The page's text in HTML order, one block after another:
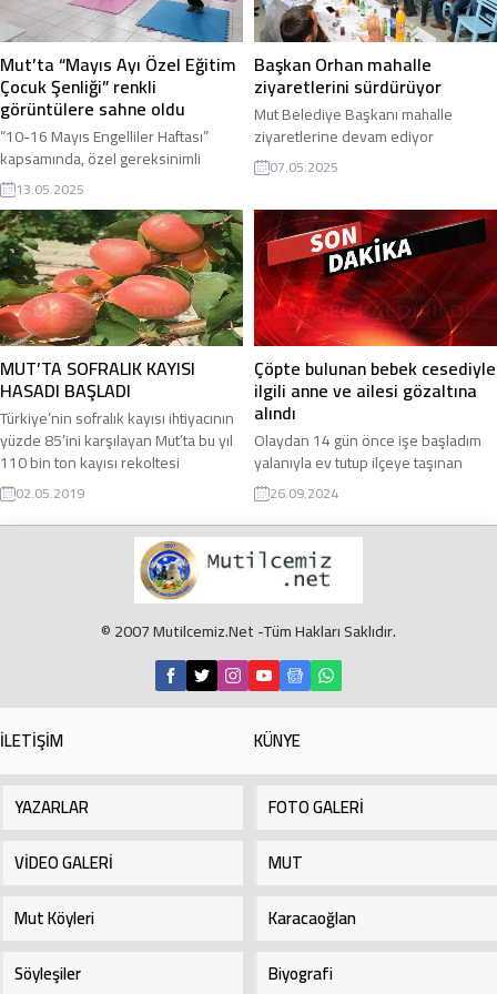
kurum ve kuruluş...
Mut’ta “Mayıs Ayı Özel Eğitim
Çocuk Şenliği” renkli
görüntülere sahne oldu
“10-16 Mayıs Engelliler Haftası”
kapsamında, özel gereksinimli
bireylerin yaşadığı sorunlara dikkat
çekmek ve farkındalık yaratmak için
birbirinden farklı etkinliklere ev
sahipliği yapılan ilçemizde öğrenciler
tarafından hazırlanan dans, müzik ve
gösteriler büyük beğeni toplarken
yeteneklerini ziyaretçilere
sergileyen özel gereksinimli
bireyler, izleyenlere unutulmaz anlar
yaşattı. Mut İlçe Kaymakamı İsa Uğur
da etkinliklere...
13.05.2025
Başkan Orhan mahalle
ziyaretlerini sürdürüyor
Mut Belediye Başkanı mahalle
ziyaretlerine devam ediyor
07.05.2025
MUT’TA SOFRALIK KAYISI
HASADI BAŞLADI
Türkiye’nin sofralık kayısı ihtiyacının
yüzde 85’ini karşılayan Mut’ta bu yıl
110 bin ton kayısı rekoltesi
bekleniyor. Ortadoğu ve Avrupa
ülkelerine ise 50 bin ton kayısı
ihracatı hedefleniyor. Mut‘ta turfanda
sofralık kayısıda 2019 yılı hasadı
başladı. 110 bin ton kayısı rekoltesi
beklenen ilçemizde açık alanda
02.05.2019
Çöpte bulunan bebek cesediyle
ilgili anne ve ailesi gözaltına
alındı
Olaydan 14 gün önce işe başladım
yalanıyla ev tutup ilçeye taşınan
kadının, banyonda doğum yaptığı
ardından da bebeği poşete koyarak
çöpe attığı ortaya çıktı. Mut’ta, çöp
konteynerine poşet içerisinde
atılmış bebek cesedi bulunmasının
ardından başlatılan soruşturmada
bebeğin annesiyle birlikte ailesi
gözaltına alındı. Olaydan 14 gün
önce işe başladım yalanıyla ev...
26.09.2024
© 2007 Mutilcemiz.Net -Tüm Hakları Saklıdır.
İLETİŞİM KÜNYE
YAZARLAR
FOTO GALERİ
VİDEO GALERİ
MUT
Mut Köyleri
Karacaoğlan
Söyleşiler
Biyografi